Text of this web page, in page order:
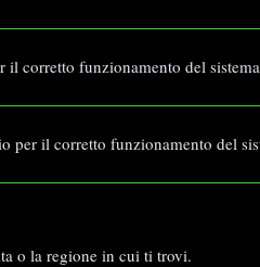
corretto funzionamento del
per il corretto funzionamento del
o la regione in cui ti trovi.